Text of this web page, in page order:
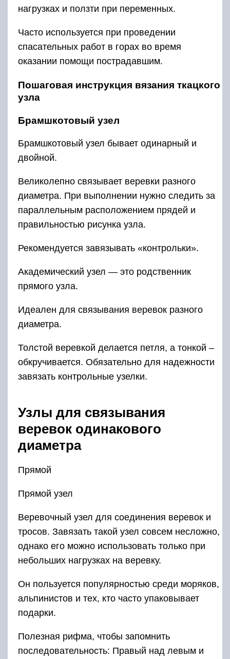
нагрузках и ползти при переменных.
Часто используется при проведении
спасательных работ в горах во время
оказании помощи пострадавшим.
Пошаговая инструкция вязания ткацкого
узла
Брамшкотовый узел
Брамшкотовый узел бывает одинарный и
двойной.
Великолепно связывает веревки разного
диаметра. При выполнении нужно следить за
параллельным расположением прядей и
правильностью рисунка узла.
Рекомендуется завязывать «контрольки».
Академический узел — это родственник
прямого узла.
Идеален для связывания веревок разного
диаметра.
Толстой веревкой делается петля, а тонкой –
обкручивается. Обязательно для надежности
завязать контрольные узелки.
Узлы для связывания
веревок одинакового
диаметра
Прямой
Прямой узел
Веревочный узел для соединения веревок и
тросов. Завязать такой узел совсем несложно,
однако его можно использовать только при
небольших нагрузках на веревку.
Он пользуется популярностью среди моряков,
альпинистов и тех, кто часто упаковывает
подарки.
Полезная рифма, чтобы запомнить
последовательность: Правый над левым и